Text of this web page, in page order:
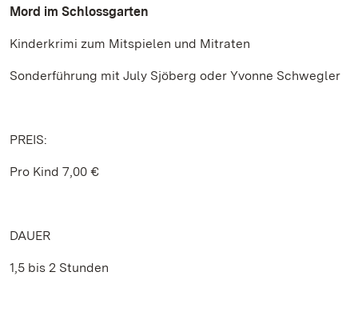
Mord im Schlossgarten
Kinderkrimi zum Mitspielen und Mitraten
Sonderführung mit July Sjöberg oder Yvonne Schwegler
PREIS:
Pro Kind 7,00 €
DAUER
1,5 bis 2 Stunden